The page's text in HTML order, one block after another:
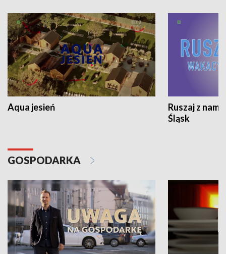
Aqua jesień
Ruszaj z
Śląsk
GOSPODARKA